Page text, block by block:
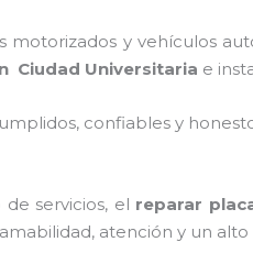
motorizados y vehículos
Ciudad Universitaria e
confiables y
servicios, el reparar
atención y un alto